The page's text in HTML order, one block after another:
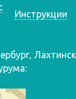
Инструкции